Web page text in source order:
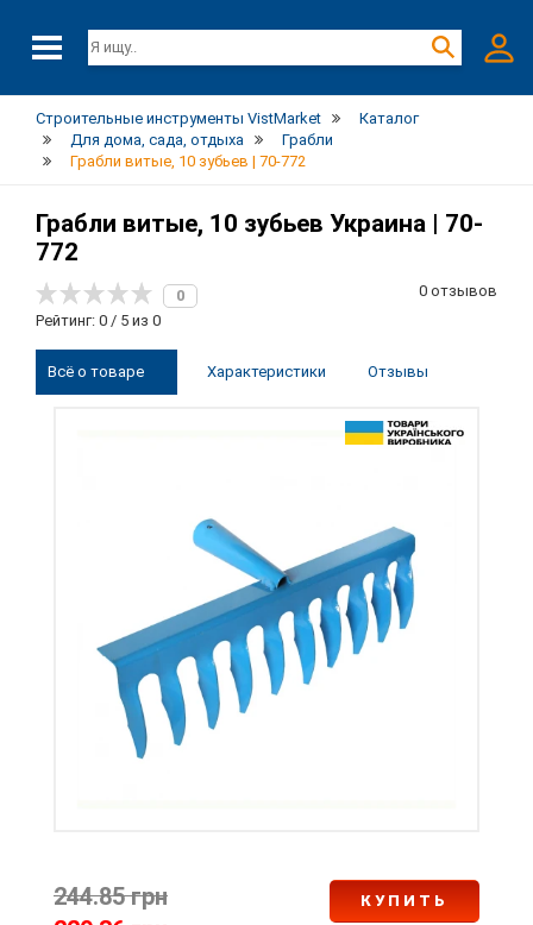
Строительные инструменты VistMarket
Каталог
Для дома, сада, отдыха
Грабли
Грабли витые, 10 зубьев | 70-772
Грабли витые, 10 зубьев Украина | 70-
772
0
Рейтинг: 0 / 5 из 0
0 отзывов
Всё о товаре Характеристики Отзывы
244.85 грн
КУПИТЬ